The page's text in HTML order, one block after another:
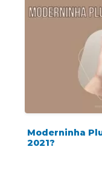
Moderninha
2021?